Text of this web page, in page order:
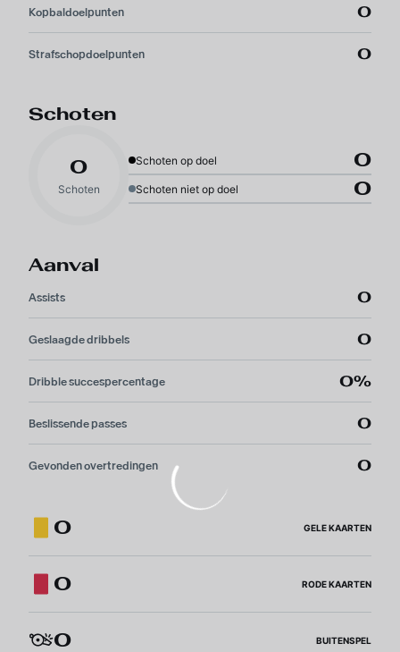
Kopbaldoelpunten 0
Strafschopdoelpunten 0
Schoten
0
Schoten
Schoten op doel 0
Schoten niet op doel 0
Aanval
Assists 0
Geslaagde dribbels 0
Dribble succespercentage 0%
Beslissende passes 0
Gevonden overtredingen 0
0 GELE KAARTEN
0 RODE KAARTEN
0 BUITENSPEL